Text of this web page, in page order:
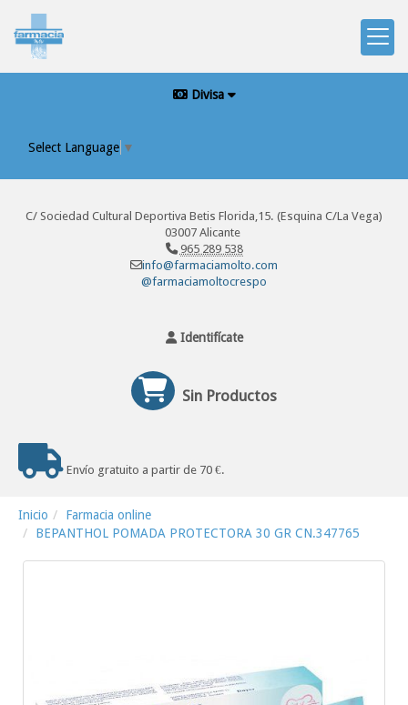
Divisa
Select Language ▼
C/ Sociedad Cultural Deportiva Betis Florida,15. (Esquina C/La Vega)
03007 Alicante
965 289 538
info@farmaciamolto.com
@farmaciamoltocrespo
Identifícate
Sin Productos
Envío gratuito a partir de 70 €.
Inicio
Farmacia online
BEPANTHOL POMADA PROTECTORA 30 GR CN.347765